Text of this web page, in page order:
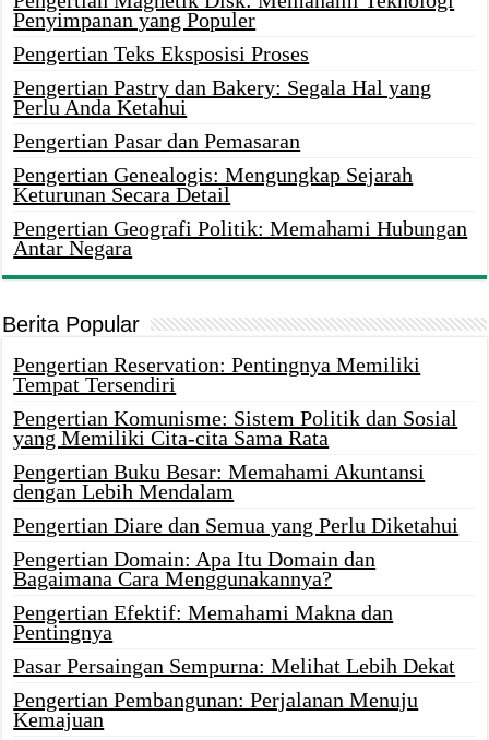
Penyimpanan yang Populer
Pengertian Teks Eksposisi Proses
Pengertian Pastry dan Bakery: Segala Hal yang
Perlu Anda Ketahui
Pengertian Pasar dan Pemasaran
Pengertian Genealogis: Mengungkap Sejarah
Keturunan Secara Detail
Pengertian Geografi Politik: Memahami Hubungan
Antar Negara
Berita Popular
Pengertian Reservation: Pentingnya Memiliki
Tempat Tersendiri
Pengertian Komunisme: Sistem Politik dan Sosial
yang Memiliki Cita-cita Sama Rata
Pengertian Buku Besar: Memahami Akuntansi
dengan Lebih Mendalam
Pengertian Diare dan Semua yang Perlu Diketahui
Pengertian Domain: Apa Itu Domain dan
Bagaimana Cara Menggunakannya?
Pengertian Efektif: Memahami Makna dan
Pentingnya
Pasar Persaingan Sempurna: Melihat Lebih Dekat
Pengertian Pembangunan: Perjalanan Menuju
Kemajuan